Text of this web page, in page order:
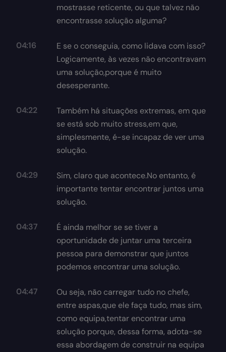
mostrasse reticente, ou que talvez não
encontrasse solução alguma?
04:16
E se o conseguia, como lidava com isso?
Logicamente, às vezes não encontravam
uma solução,porque é muito
desesperante.
04:22
Também há situações extremas, em que
se está sob muito stress,em que,
simplesmente, é-se incapaz de ver uma
solução.
04:29
Sim, claro que acontece.No entanto, é
importante tentar encontrar juntos uma
solução.
04:37
É ainda melhor se se tiver a
oportunidade de juntar uma terceira
pessoa para demonstrar que juntos
podemos encontrar uma solução.
04:47
Ou seja, não carregar tudo no chefe,
entre aspas,que ele faça tudo, mas sim,
como equipa,tentar encontrar uma
solução porque, dessa forma, adota-se
essa abordagem de construir na equipa